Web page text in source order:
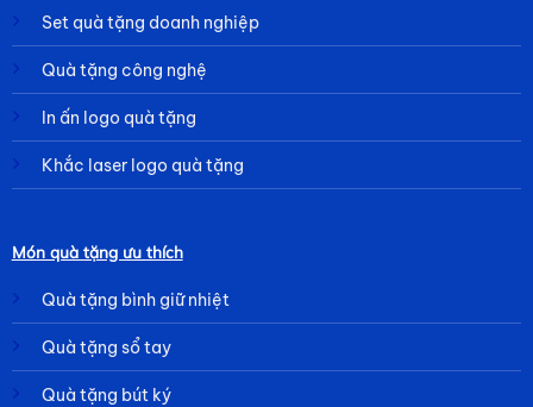
Set quà tặng doanh nghiệp
Quà tặng công nghệ
In ấn logo quà tặng
Khắc laser logo quà tặng
Món quà tặng ưu thích
Quà tặng bình giữ nhiệt
Quà tặng sổ tay
Quà tặng bút ký